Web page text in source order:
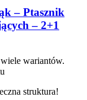
– Ptasznik
– 2+1
wariantów.
struktura!